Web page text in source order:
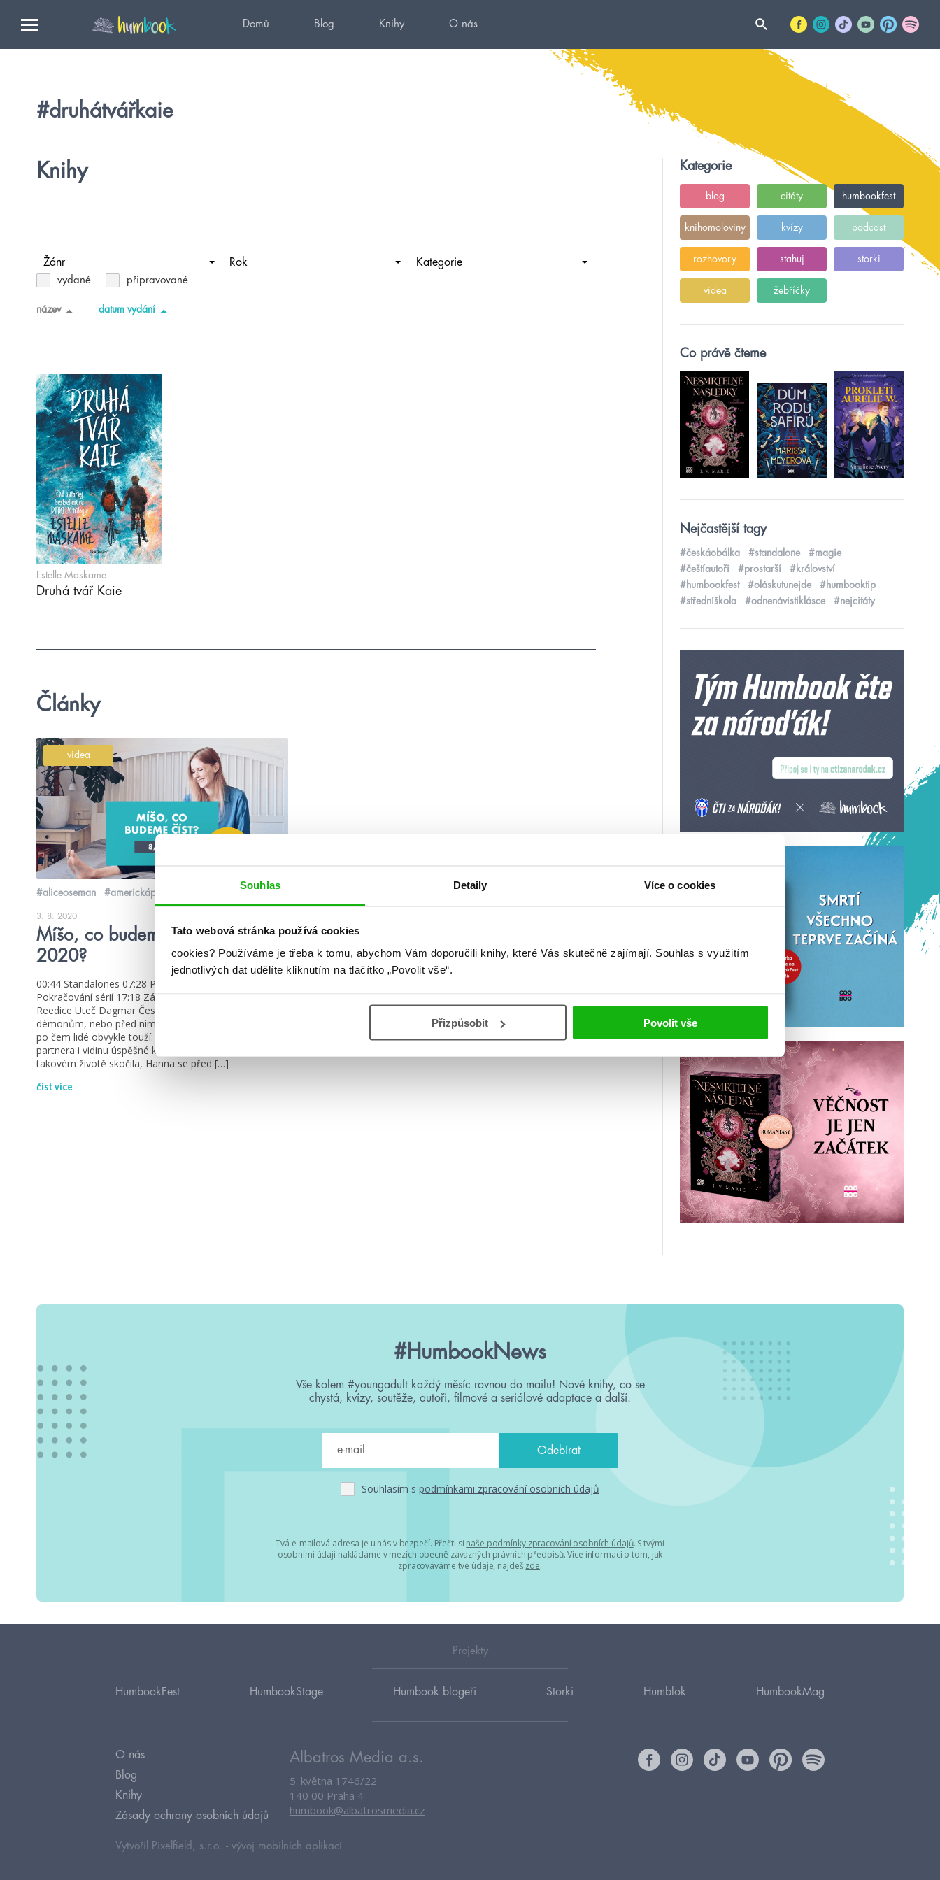
Souhlas Detaily Více o cookies
Tato webová stránka používá cookies
cookies? Používáme je třeba k tomu, abychom Vám doporučili knihy, které Vás skutečně zajímají. Souhlas s využitím
jednotlivých dat udělíte kliknutím na tlačítko „Povolit vše“.
Přizpůsobit Povolit vše
Domů Blog Knihy O nás
#druhátvářkaie
Knihy
Žánr Rok Kategorie
vydané připravované
název datum vydání
Estelle Maskame
Druhá tvář Kaie
Články
videa
#aliceoseman #americkáprincezna
3. 8. 2020
Míšo, co budeme číst v srpnu
2020?
00:44 Standalones 07:28 První díly nových sérií 14:34
Pokračování sérií 17:18 Závěrečné díly sérií 20:19
Reedice Uteč Dagmar Česká Je lepší postavit se svým
démonům, nebo před nimi utéct? Hanna má všechno,
po čem lidé obvykle touží: milující rodinu, bohatého
partnera i vidinu úspěšné kariéry. Většina žen by po
takovém životě skočila, Hanna se před […]
číst více
Kategorie
blog citáty humbookfest
knihomoloviny kvízy podcast
rozhovory stahuj storki
videa žebříčky
Co právě čteme
Nejčastější tagy
#českáobálka #standalone
#magie
#češtíautoři
#prostarší
#království
#humbookfest
#oláskutunejde
#humbooktip
#středníškola
#odnenávistiklásce #nejcitáty
#HumbookNews
Vše kolem #youngadult každý měsíc rovnou do mailu! Nové knihy, co se
chystá, kvízy, soutěže, autoři, filmové a seriálové adaptace a další.
Souhlasím s podmínkami zpracování osobních údajů
Tvá e-mailová adresa je u nás v bezpečí. Přečti si naše podmínky zpracování osobních údajů. S tvými
osobními údaji nakládáme v mezích obecně závazných právních předpisů. Více informací o tom, jak
zpracováváme tvé údaje, najdeš zde.
Projekty
HumbookFest HumbookStage Humbook blogeři Storki Humblok HumbookMag
O nás
Blog
Knihy
Zásady ochrany osobních údajů
Albatros Media a.s.
5. května 1746/22
140 00 Praha 4
humbook@albatrosmedia.cz
Vytvořil Pixelfield, s.r.o. - vývoj mobilních aplikací